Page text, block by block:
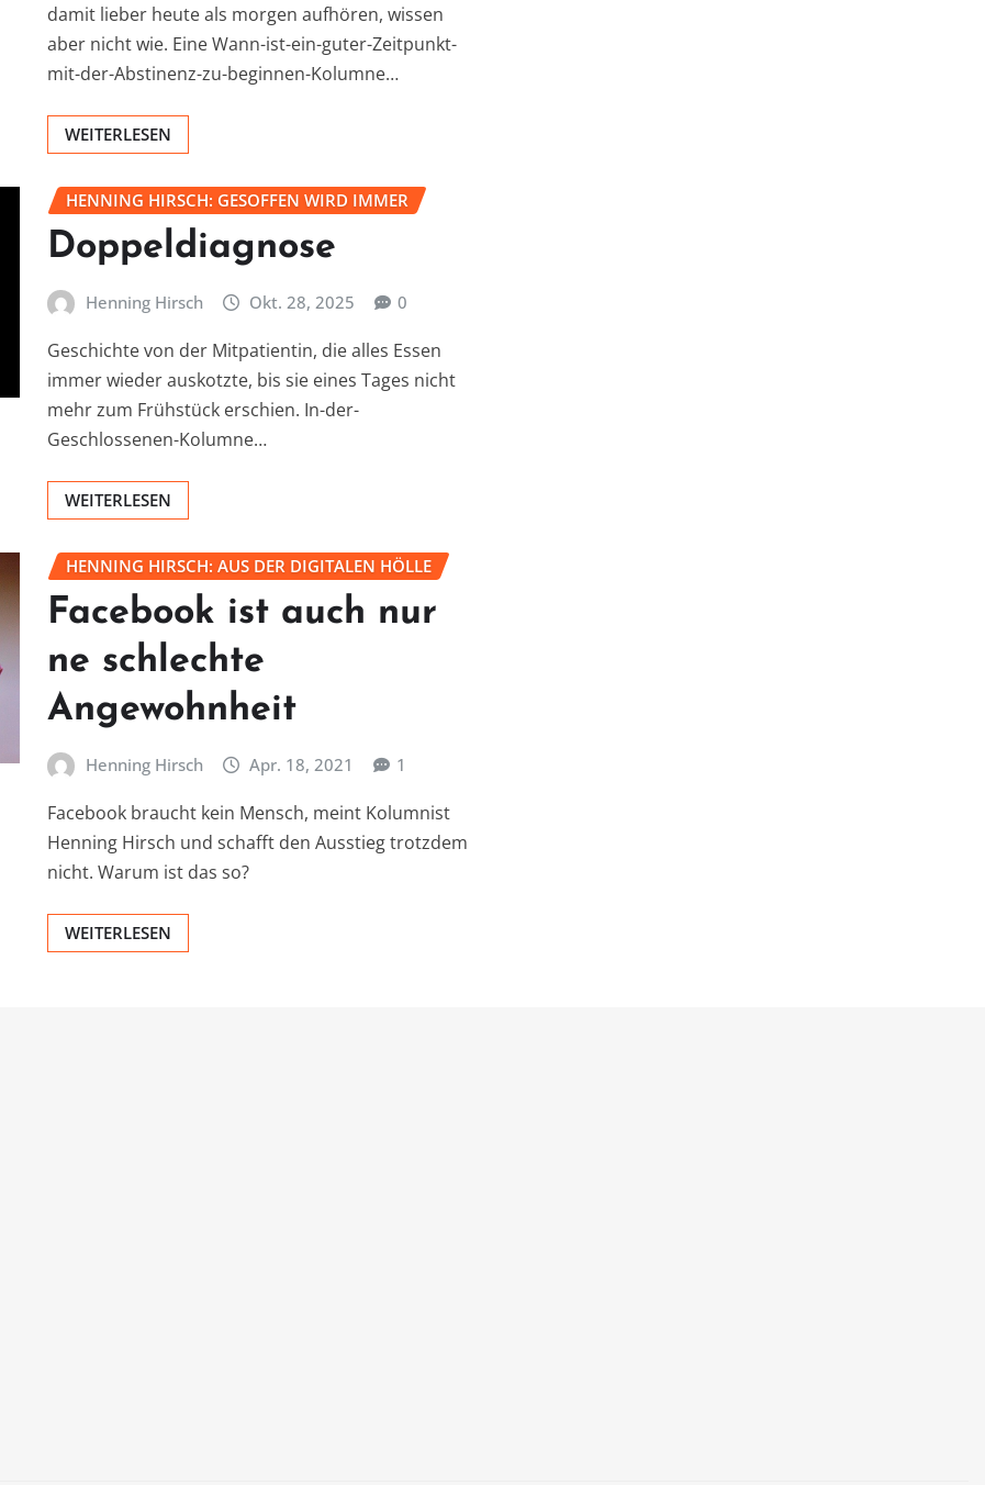
damit lieber heute als morgen aufhören, wissen
aber nicht wie. Eine Wann-ist-ein-guter-Zeitpunkt-
mit-der-Abstinenz-zu-beginnen-Kolumne…
WEITERLESEN
HENNING HIRSCH: GESOFFEN WIRD IMMER
Doppeldiagnose
Henning Hirsch Okt. 28, 2025 0
Geschichte von der Mitpatientin, die alles Essen
immer wieder auskotzte, bis sie eines Tages nicht
mehr zum Frühstück erschien. In-der-
Geschlossenen-Kolumne…
WEITERLESEN
HENNING HIRSCH: AUS DER DIGITALEN HÖLLE
Facebook ist auch nur
ne schlechte
Angewohnheit
Henning Hirsch Apr. 18, 2021 1
Facebook braucht kein Mensch, meint Kolumnist
Henning Hirsch und schafft den Ausstieg trotzdem
nicht. Warum ist das so?
WEITERLESEN